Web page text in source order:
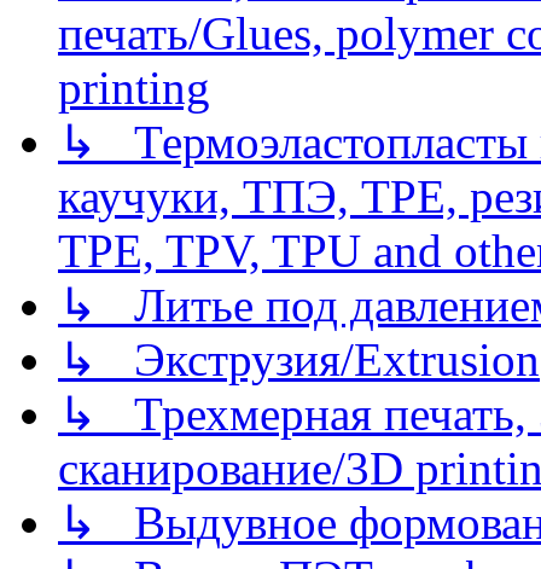
печать/Glues, polymer
printing
↳
каучуки, ТПЭ, TPE,
TPE, TPV, TPU and
↳ Литье под
↳ Экструзия/Extrusion
↳ Трехмерная
сканирование/3D
↳ Выдувное